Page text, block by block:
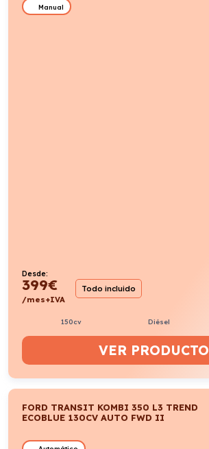
Manual
Desde:
399€
/mes+IVA
Todo incluido
150cv Diésel
VER PRODUCTO
FORD TRANSIT KOMBI 350 L3 TREND
ECOBLUE 130CV AUTO FWD II